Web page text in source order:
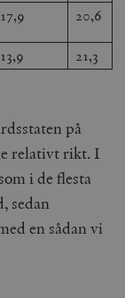
17,9 20,6
13,9 21,3
på
relativt rikt. I
i de flesta
sedan
en sådan vi